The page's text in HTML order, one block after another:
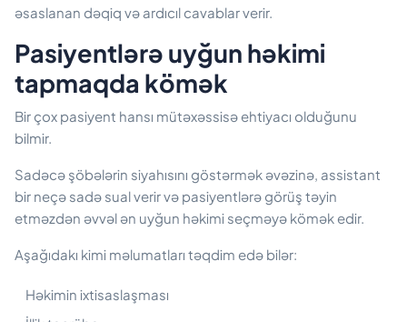
əsaslanan dəqiq və ardıcıl cavablar verir.
Pasiyentlərə uyğun həkimi
tapmaqda kömək
Bir çox pasiyent hansı mütəxəssisə ehtiyacı olduğunu
bilmir.
Sadəcə şöbələrin siyahısını göstərmək əvəzinə, assistant
bir neçə sadə sual verir və pasiyentlərə görüş təyin
etməzdən əvvəl ən uyğun həkimi seçməyə kömək edir.
Aşağıdakı kimi məlumatları təqdim edə bilər:
Həkimin ixtisaslaşması